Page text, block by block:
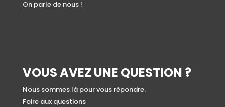
On parle de nous !
VOUS AVEZ UNE QUESTION ?
Nous sommes là pour vous répondre.
Foire aux questions